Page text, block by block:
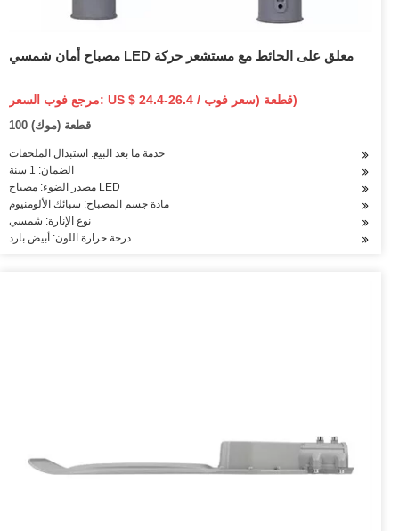
مصباح أمان شمسي LED معلق على الحائط مع مستشعر حركة
مرجع فوب السعر: US $ 24.4-26.4 / قطعة (سعر فوب)
100 قطعة (موك)
خدمة ما بعد البيع: استبدال الملحقات
الضمان: 1 سنة
مصدر الضوء: مصباح LED
مادة جسم المصباح: سبائك الألومنيوم
نوع الإنارة: شمسي
درجة حرارة اللون: أبيض بارد